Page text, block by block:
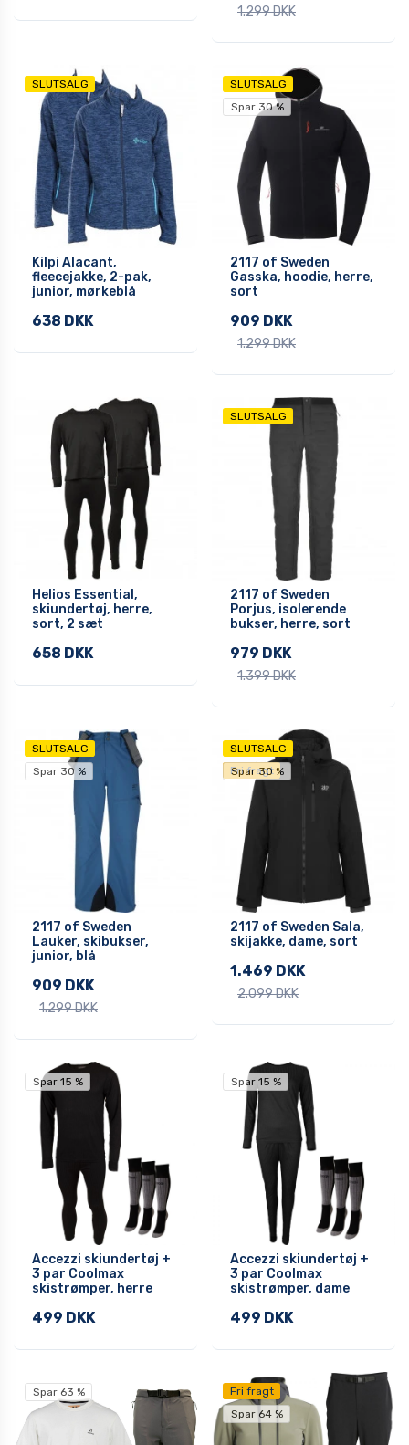
1.299 DKK
SLUTSALG
Kilpi Alacant,
fleecejakke, 2-pak,
junior, mørkeblå
638 DKK
SLUTSALG
Spar 30 %
2117 of Sweden
Gasska, hoodie, herre,
sort
909 DKK
1.299 DKK
Helios Essential,
skiundertøj, herre,
sort, 2 sæt
658 DKK
SLUTSALG
2117 of Sweden
Porjus, isolerende
bukser, herre, sort
979 DKK
1.399 DKK
SLUTSALG
Spar 30 %
2117 of Sweden
Lauker, skibukser,
junior, blå
909 DKK
1.299 DKK
SLUTSALG
Fri fragt
Spar 30 %
2117 of Sweden Sala,
skijakke, dame, sort
1.469 DKK
2.099 DKK
Spar 15 %
Accezzi skiundertøj +
3 par Coolmax
skistrømper, herre
499 DKK
Spar 15 %
Accezzi skiundertøj +
3 par Coolmax
skistrømper, dame
499 DKK
Spar 63 %
Fri fragt
Spar 64 %